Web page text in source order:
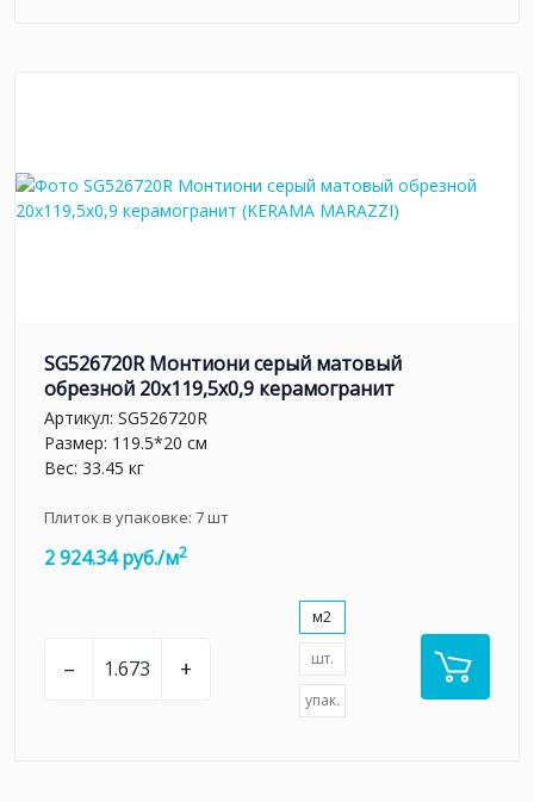
SG526720R Монтиони серый матовый
обрезной 20х119,5x0,9 керамогранит
Артикул: SG526720R
Размер: 119.5*20 см
Вес: 33.45 кг
Плиток в упаковке: 7шт
2 924.34 руб./м2
– +
м2
шт.
упак.